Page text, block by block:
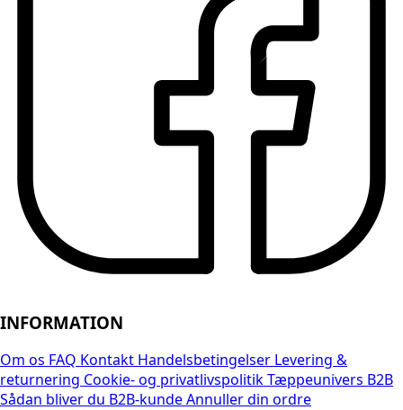
INFORMATION
Om os FAQ Kontakt Handelsbetingelser Levering &
returnering Cookie- og privatlivspolitikTæppeunivers B2B
Sådan bliver du B2B-kundeAnnuller din ordre